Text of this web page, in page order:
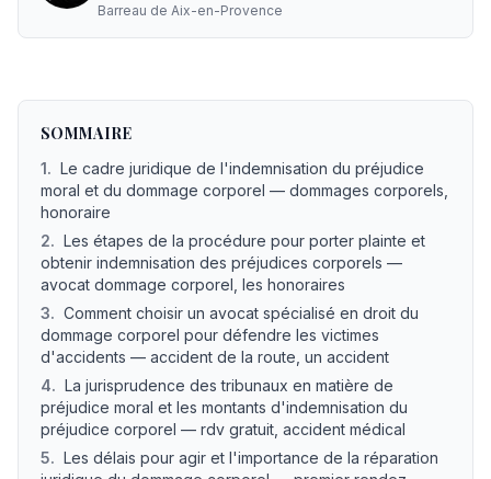
Barreau de Aix-en-Provence
SOMMAIRE
1. Le cadre juridique de l'indemnisation du préjudice
moral et du dommage corporel — dommages corporels,
honoraire
2. Les étapes de la procédure pour porter plainte et
obtenir indemnisation des préjudices corporels —
avocat dommage corporel, les honoraires
3. Comment choisir un avocat spécialisé en droit du
dommage corporel pour défendre les victimes
d'accidents — accident de la route, un accident
4. La jurisprudence des tribunaux en matière de
préjudice moral et les montants d'indemnisation du
préjudice corporel — rdv gratuit, accident médical
5. Les délais pour agir et l'importance de la réparation